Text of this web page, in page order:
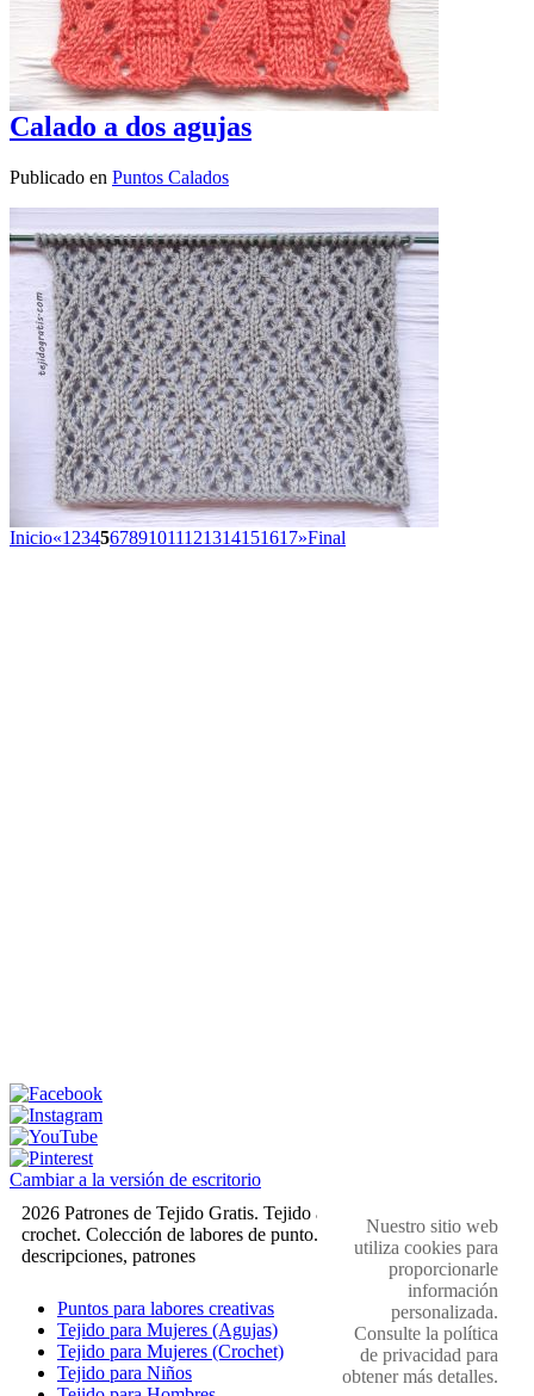
Calado a dos agujas
Publicado en Puntos Calados
Inicio«1 234567891011121314151617»Final
Cambiar a la versión de escritorio
2026 Patrones de Tejido Gratis. Tejido a dos agujas y
crochet. Colección de labores de punto. Muestras,
descripciones, patrones
Puntos para labores creativas
Tejido para Mujeres (Agujas)
Tejido para Mujeres (Crochet)
Tejido para Niños
Nuestro sitio web
utiliza cookies para
proporcionarle
información
personalizada.
Consulte la política
de privacidad para
obtener más detalles.